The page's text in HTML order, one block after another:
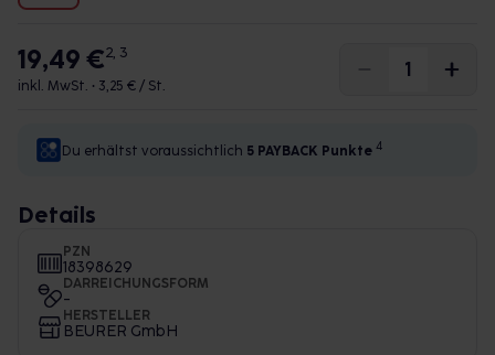
19,49 €2, 3
inkl. MwSt. • 3,25 € / St.
Du erhältst voraussichtlich 5 PAYBACK Punkte 4
Details
PZN
18398629
DARREICHUNGSFORM
-
HERSTELLER
BEURER GmbH